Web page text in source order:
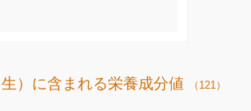
）に含まれる栄養成分値 （121）